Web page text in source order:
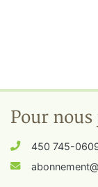
Pour
450 745-